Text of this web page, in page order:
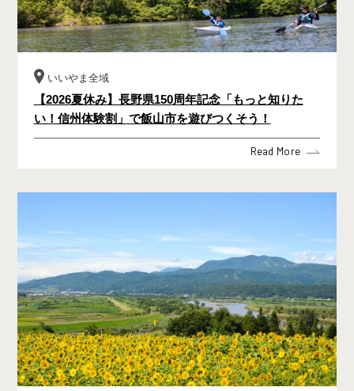
いいやま全域
【2026夏休み】長野県150周年記念「もっと知りた
い！信州体験割」で飯山市を遊びつくそう！
Read More